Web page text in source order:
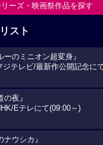
リーズ・映画祭作品を探す
スト
ーのミニオン超変身』
ジテレビ/最新作公開記念に
の夜』
Eテレにて(09:00～)
ナウシカ』